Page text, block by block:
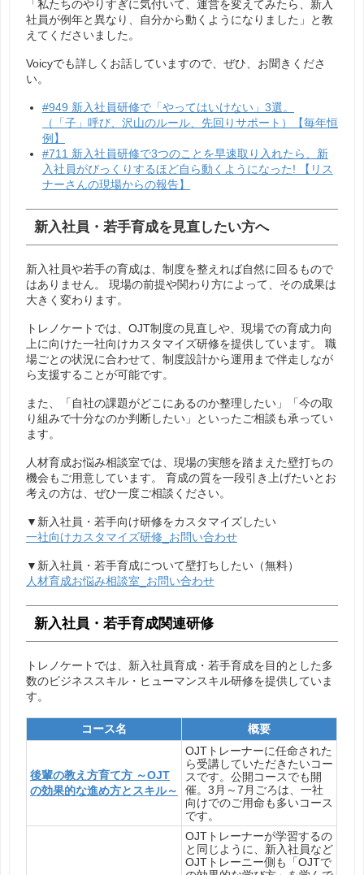
「私たちのやりすぎに気付いて、運営を変えてみたら、新入
社員が例年と異なり、自分から動くようになりました」と教
えてくださいました。
Voicyでも詳しくお話していますので、ぜひ、お聞きくださ
い。
#949 新入社員研修で「やってはいけない」3選。
（「子」呼び、沢山のルール、先回りサポート）【毎年恒
例】
#711 新入社員研修で3つのことを早速取り入れたら、新
入社員がびっくりするほど自ら動くようになった! 【リス
ナーさんの現場からの報告】
新入社員・若手育成を見直したい方へ
新入社員や若手の育成は、制度を整えれば自然に回るもので
はありません。
現場の前提や関わり方によって、その成果は
大きく変わります。
トレノケートでは、OJT制度の見直しや、現場での育成力向
上に向けた一社向けカスタマイズ研修を提供しています。
職
場ごとの状況に合わせて、制度設計から運用まで伴走しなが
ら支援することが可能です。
また、「自社の課題がどこにあるのか整理したい」「今の取
り組みで十分なのか判断したい」といったご相談も承ってい
ます。
人材育成お悩み相談室では、現場の実態を踏まえた壁打ちの
機会もご用意しています。
育成の質を一段引き上げたいとお
考えの方は、ぜひ一度ご相談ください。
▼新入社員・若手向け研修をカスタマイズしたい
一社向けカスタマイズ研修_お問い合わせ
▼新入社員・若手育成について壁打ちしたい（無料）
人材育成お悩み相談室_お問い合わせ
新入社員・若手育成関連研修
トレノケートでは、新入社員育成・若手育成を目的とした多
数のビジネススキル・ヒューマンスキル研修を提供していま
す。
コース名 概要
後輩の教え方育て方 ～OJT
の効果的な進め方とスキル～
OJTトレーナーに任命された
ら受講していただきたいコー
スです。公開コースでも開
催。3月～7月ごろは、一社
向けでのご用命も多いコース
です。
OJTトレーナーが学習するの
と同じように、新入社員など
OJTトレーニー側も「OJTで